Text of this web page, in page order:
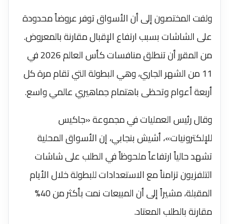
ولفت المختصون إلى أن الأسواق توفر عروضاً محدودة
على الشاشات بسبب ارتفاع الإقبال مقارنة بالمعروض.
من المقرر أن تنطلق منافسات كأس العالم 2026 في
11 من الشهر الجاري، وهي البطولة التي تقام مرة كل
أربعة أعوام وتحظى باهتمام جماهيري عالمي واسع.
وقال رئيس العمليات في مجموعة «جاكيس
للإلكترونيات»، أشيش بنجابي، إن الأسواق المحلية
تشهد حالياً ارتفاعاً ملحوظاً في الطلب على شاشات
التلفزيون تزامناً مع الاستعدادات للبطولة خلال الأيام
المقبلة، مشيراً إلى أن المبيعات نمت بأكثر من 40%
مقارنة بالطلب المعتاد.